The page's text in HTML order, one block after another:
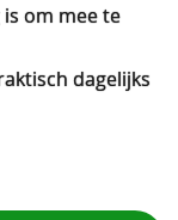
om mee te
dagelijks